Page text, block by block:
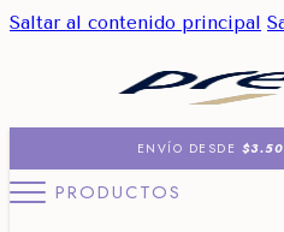
Saltar al contenido principal
ENVÍO DESDE
PRODUCTOS